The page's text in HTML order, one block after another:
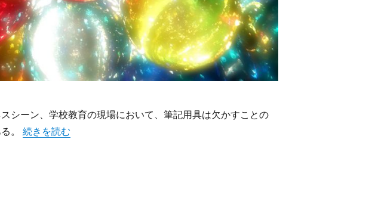
シーン、学校教育の現場において、筆記用具は欠かすことの
。 “フリクションで広がる手書きの新時代消せる筆記用具が変える日常と発想” の
続きを読む